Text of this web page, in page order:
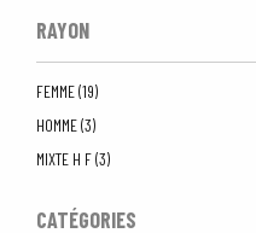
RAYON
FEMME (19)
HOMME (3)
MIXTE H F (3)
CATÉGORIES